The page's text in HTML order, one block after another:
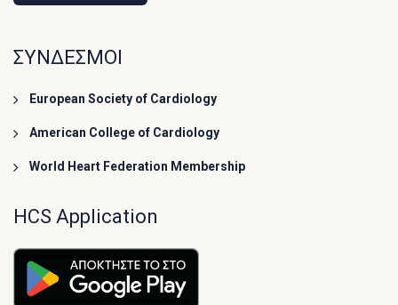
ΣΥΝΔΕΣΜΟΙ
European Society of Cardiology
American College of Cardiology
World Heart Federation Membership
HCS Application